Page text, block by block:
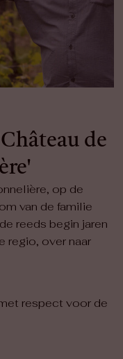
de
op de
van de familie
reeds begin jaren
regio, over naar
respect voor de